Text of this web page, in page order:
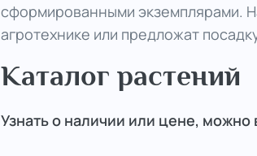
сформированными экземплярами.
агротехнике или предложат
Каталог растений
Узнать о наличии или цене,